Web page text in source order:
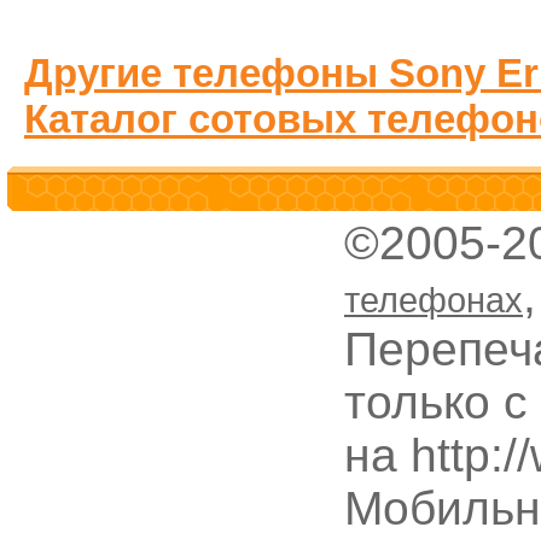
Другие телефоны Sony
Каталог сотовых
©2005-
телефонах
только
на